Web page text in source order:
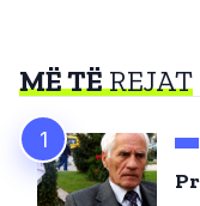
MË TËREJAT